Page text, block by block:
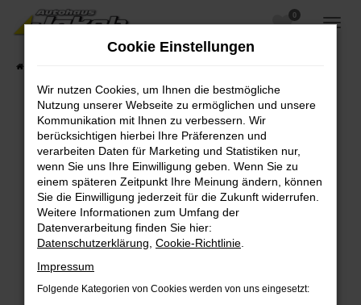
Zum
Hauptinhalt
0
Fehler: Network Error
Beim Laden ist ein Fehler aufgetreten.
Hier sind ein paar Tipps, die dir helfen können:
Überprüfe deine Firewall und deine
Internetverbindung.
Laden andere Webseiten, zum Beispiel deine
Suchmaschine?
Prüfe deine Browsererweiterungen.
Cookie Einstellungen
Wir nutzen Cookies, um Ihnen die bestmögliche
Nutzung unserer Webseite zu ermöglichen und unsere
Kommunikation mit Ihnen zu verbessern. Wir
berücksichtigen hierbei Ihre Präferenzen und
verarbeiten Daten für Marketing und Statistiken nur,
wenn Sie uns Ihre Einwilligung geben. Wenn Sie zu
einem späteren Zeitpunkt Ihre Meinung ändern, können
Sie die Einwilligung jederzeit für die Zukunft widerrufen.
Weitere Informationen zum Umfang der
Datenverarbeitung finden Sie hier:
Datenschutzerklärung Cookie-Richtlinie
Impressum
Folgende Kategorien von Cookies werden von uns eingesetzt: